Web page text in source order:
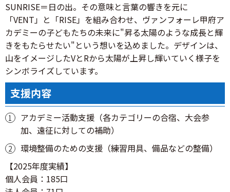
SUNRISE＝日の出。その意味と言葉の響きを元に
「VENT」と「RISE」を組み合わせ、ヴァンフォーレ甲府ア
カデミーの子どもたちの未来に"昇る太陽のような成長と輝
きをもたらせたい"という想いを込めました。デザインは、
山をイメージしたVとRから太陽が上昇し輝いていく様子を
シンボライズしています。
支援内容
アカデミー活動支援（各カテゴリーの合宿、大会参
加、遠征に対しての補助）
環境整備のための支援（練習用具、備品などの整備）
【2025年度実績】
個人会員：185口